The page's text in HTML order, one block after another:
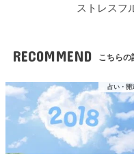
ストレスフ
RECOMMEND こちらの
占い・開